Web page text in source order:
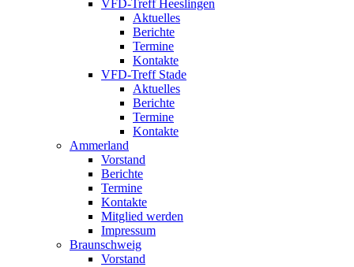
VFD-Treff Heeslingen
Aktuelles
Berichte
Termine
Kontakte
VFD-Treff Stade
Aktuelles
Berichte
Termine
Kontakte
Ammerland
Vorstand
Berichte
Termine
Kontakte
Mitglied werden
Impressum
Braunschweig
Vorstand